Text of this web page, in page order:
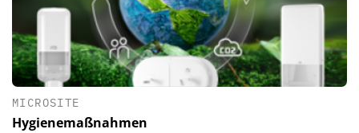
MICROSITE
Hygienemaßnahmen